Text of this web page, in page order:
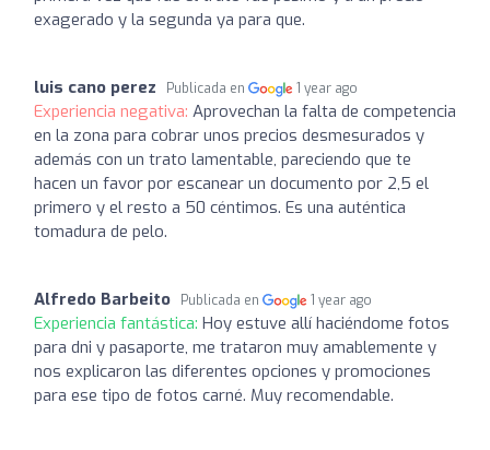
exagerado y la segunda ya para que.
luis cano perez Publicada en 1 year ago
Experiencia negativa: Aprovechan la falta de competencia
en la zona para cobrar unos precios desmesurados y
además con un trato lamentable, pareciendo que te
hacen un favor por escanear un documento por 2,5 el
primero y el resto a 50 céntimos. Es una auténtica
tomadura de pelo.
Alfredo Barbeito Publicada en 1 year ago
Experiencia fantástica: Hoy estuve allí haciéndome fotos
para dni y pasaporte, me trataron muy amablemente y
nos explicaron las diferentes opciones y promociones
para ese tipo de fotos carné. Muy recomendable.